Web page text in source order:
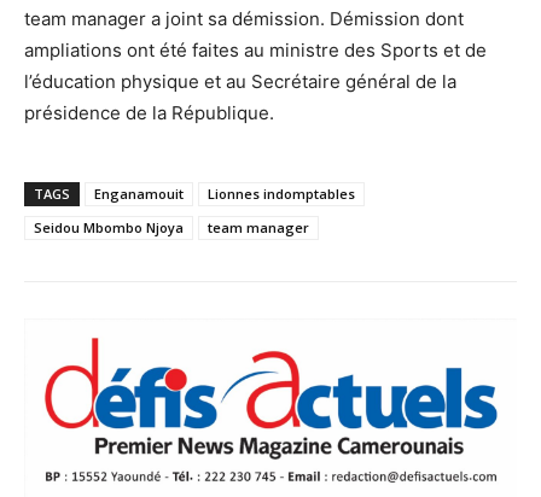
team manager a joint sa démission. Démission dont
ampliations ont été faites au ministre des Sports et de
l’éducation physique et au Secrétaire général de la
présidence de la République.
TAGS Enganamouit
Lionnes indomptables
Seidou Mbombo Njoya
team manager